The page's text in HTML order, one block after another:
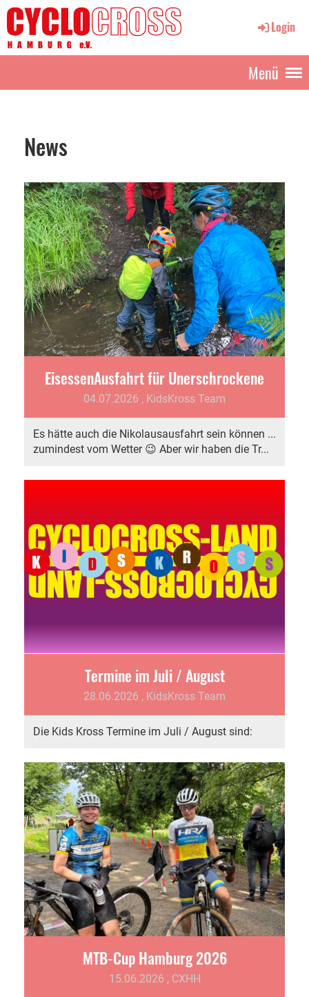
Login
Menü
News
EisessenAusfahrt für Unerschrockene
04.07.2026 , KidsKross Team
Es hätte auch die Nikolausausfahrt sein können ...
zumindest vom Wetter 😉 Aber wir haben die Tr...
Termine im Juli / August
28.06.2026 , KidsKross Team
Die Kids Kross Termine im Juli / August sind:
MTB-Cup Hamburg 2026
15.06.2026 , CXHH